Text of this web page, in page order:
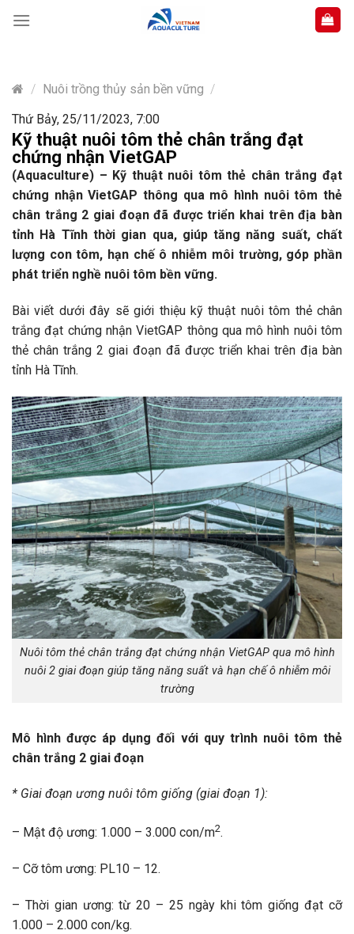
content
/ Nuôi trồng thủy sản bền vững /
Thứ Bảy, 25/11/2023, 7:00
Kỹ thuật nuôi tôm thẻ chân trắng đạt
chứng nhận VietGAP
(Aquaculture) – Kỹ thuật nuôi tôm thẻ chân trắng đạt
chứng nhận VietGAP thông qua mô hình nuôi tôm thẻ
chân trắng 2 giai đoạn đã được triển khai trên địa bàn
tỉnh Hà Tĩnh thời gian qua, giúp tăng năng suất, chất
lượng con tôm, hạn chế ô nhiễm môi trường, góp phần
phát triển nghề nuôi tôm bền vững.
Bài viết dưới đây sẽ giới thiệu kỹ thuật nuôi tôm thẻ chân
trắng đạt chứng nhận VietGAP thông qua mô hình nuôi tôm
thẻ chân trắng 2 giai đoạn đã được triển khai trên địa bàn
tỉnh Hà Tĩnh.
Nuôi tôm thẻ chân trắng đạt chứng nhận VietGAP qua mô hình
nuôi 2 giai đoạn giúp tăng năng suất và hạn chế ô nhiễm môi
trường
Mô hình được áp dụng đối với quy trình nuôi tôm thẻ
chân trắng 2 giai đoạn
* Giai đoạn ương nuôi tôm giống (giai đoạn 1):
– Mật độ ương: 1.000 – 3.000 con/m2.
– Cỡ tôm ương: PL10 – 12.
– Thời gian ương: từ 20 – 25 ngày khi tôm giống đạt cỡ
1.000 – 2.000 con/kg.